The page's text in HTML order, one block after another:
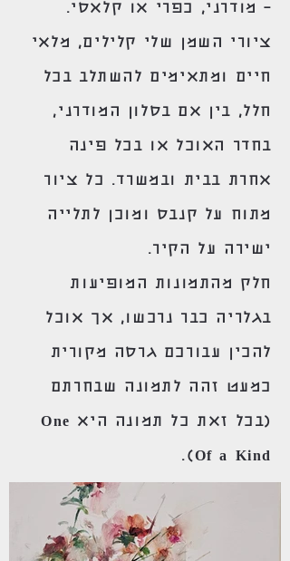
– מודרני, כפרי או קלאסי.
ציורי השמן שלי קלילים, מלאי
חיים ומתאימים להשתלב בכל
חלל, בין אם בסלון המודרני,
בחדר האוכל או בכל פינה
אחרת בבית ובמשרד. כל ציור
מתוח על קנבס ומוכן לתלייה
ישירה על הקיר.
חלק מהתמונות המופיעות
בגלריה כבר נרכשו, אך אוכל
להכין עבורכם גרסה מקורית
כמעט זהה לתמונה שבחרתם
(בכל זאת כל תמונה היא One
Of a Kind).